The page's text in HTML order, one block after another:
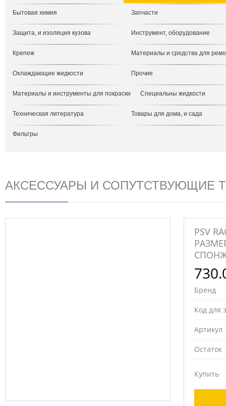
Бытовая химия Запчасти
Защита, и изоляция кузова Инструмент, оборудование
Крепеж Материалы и средства для
Охлаждающие жидкости Прочие
Материалы и инструменты для покраски Специальны жидкости
Техническая литература Товары для дома, и сада
Фильтры
АКСЕССУАРЫ И СОПУТСТВУЮЩИЕ
PSV
Бренд
Код для
Артикул
Остаток
Купить